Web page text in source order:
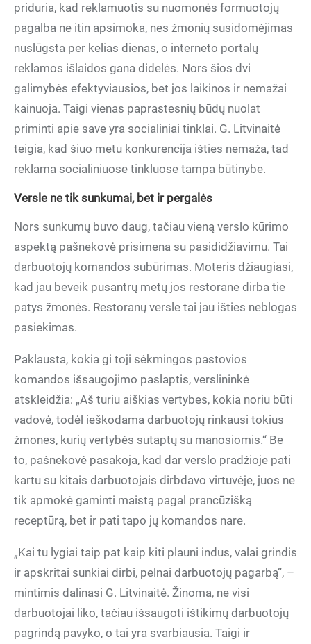
priduria, kad reklamuotis su nuomonės formuotojų
pagalba ne itin apsimoka, nes žmonių susidomėjimas
nuslūgsta per kelias dienas, o interneto portalų
reklamos išlaidos gana didelės. Nors šios dvi
galimybės efektyviausios, bet jos laikinos ir nemažai
kainuoja. Taigi vienas paprastesnių būdų nuolat
priminti apie save yra socialiniai tinklai. G. Litvinaitė
teigia, kad šiuo metu konkurencija išties nemaža, tad
reklama socialiniuose tinkluose tampa būtinybe.
Versle ne tik sunkumai, bet ir pergalės
Nors sunkumų buvo daug, tačiau vieną verslo kūrimo
aspektą pašnekovė prisimena su pasididžiavimu. Tai
darbuotojų komandos subūrimas. Moteris džiaugiasi,
kad jau beveik pusantrų metų jos restorane dirba tie
patys žmonės. Restoranų versle tai jau išties neblogas
pasiekimas.
Paklausta, kokia gi toji sėkmingos pastovios
komandos išsaugojimo paslaptis, verslininkė
atskleidžia: „Aš turiu aiškias vertybes, kokia noriu būti
vadovė, todėl ieškodama darbuotojų rinkausi tokius
žmones, kurių vertybės sutaptų su manosiomis.“ Be
to, pašnekovė pasakoja, kad dar verslo pradžioje pati
kartu su kitais darbuotojais dirbdavo virtuvėje, juos ne
tik apmokė gaminti maistą pagal prancūzišką
receptūrą, bet ir pati tapo jų komandos nare.
„Kai tu lygiai taip pat kaip kiti plauni indus, valai grindis
ir apskritai sunkiai dirbi, pelnai darbuotojų pagarbą“, –
mintimis dalinasi G. Litvinaitė. Žinoma, ne visi
darbuotojai liko, tačiau išsaugoti ištikimų darbuotojų
pagrindą pavyko, o tai yra svarbiausia. Taigi ir